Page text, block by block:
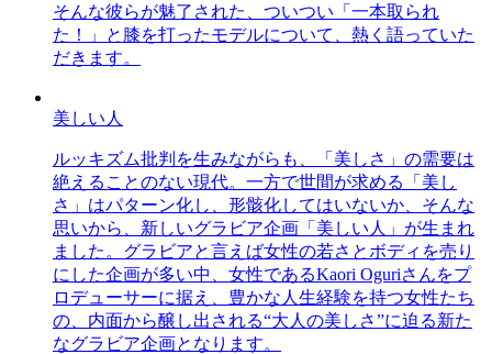
そんな彼らが魅了された、ついつい「一本取られ
た！」と膝を打ったモデルについて、熱く語っていた
だきます。
美しい人
ルッキズム批判を生みながらも、「美しさ」の需要は
絶えることのない現代。一方で世間が求める「美し
さ」はパターン化し、形骸化してはいないか、そんな
思いから、新しいグラビア企画「美しい人」が生まれ
ました。グラビアと言えば女性の若さとボディを売り
にした企画が多い中、女性であるKaori Oguriさんをプ
ロデューサーに据え、豊かな人生経験を持つ女性たち
の、内面から醸し出される“大人の美しさ”に迫る新た
なグラビア企画となります。